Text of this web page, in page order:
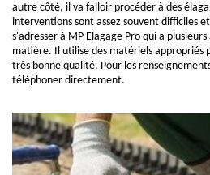
autre côté, il va falloir procéder à des
interventions sont assez souvent difficiles
s'adresser à MP Elagage Pro qui a
matière. Il utilise des matériels appropriés
très bonne qualité. Pour les
téléphoner directement.